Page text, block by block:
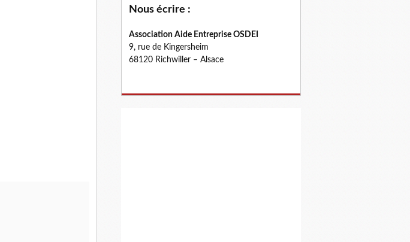
Nous écrire :
Association Aide Entreprise OSDEI
9, rue de Kingersheim
68120 Richwiller – Alsace